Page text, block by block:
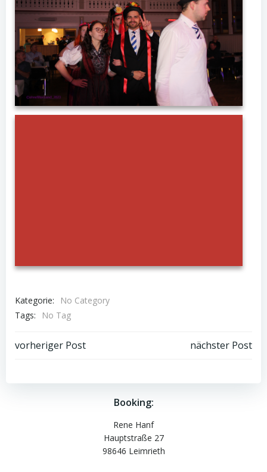
Kategorie:
No Category
Tags:
No Tag
Post
navigation
vorheriger Post
navigation
nächster Post
Booking:
Rene Hanf
Hauptstraße 27
98646 Leimrieth